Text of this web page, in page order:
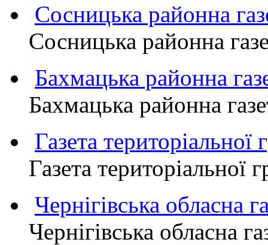
Сосницька районна
Сосницька районна
Бахмацька районна
Бахмацька районна
Газета
Газета
Чернігівська обласна
Чернігівська обласна